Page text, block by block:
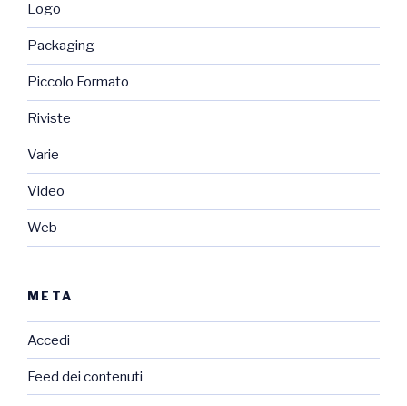
Logo
Packaging
Piccolo Formato
Riviste
Varie
Video
Web
META
Accedi
Feed dei contenuti